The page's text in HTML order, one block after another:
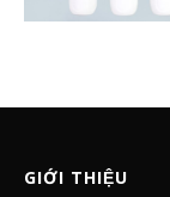
GIỚI THIỆU